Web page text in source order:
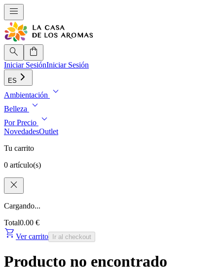
menu
search shopping_bag
Iniciar SesiónIniciar Sesión
ES
Ambientación expand_more
Belleza expand_more
Por Precio expand_more
NovedadesOutlet
Tu carrito
0 artículo(s)
close
Cargando...
Total0.00 €
shopping_cart Ver carrito Ir al checkout
Producto no encontrado